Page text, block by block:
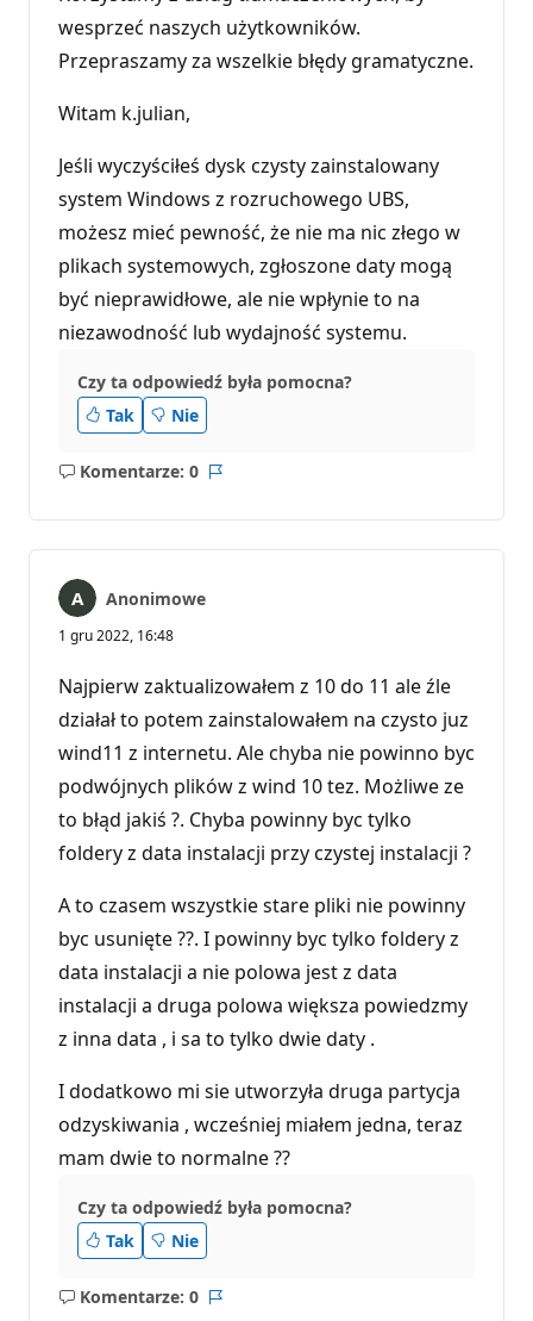
r
e
p
a
i
wesprzeć naszych użytkowników.
Przepraszamy za wszelkie błędy gramatyczne.
Witam k.julian,
Jeśli wyczyściłeś dysk czysty zainstalowany
system Windows z rozruchowego UBS,
możesz mieć pewność, że nie ma nic złego w
plikach systemowych, zgłoszone daty mogą
być nieprawidłowe, ale nie wpłynie to na
niezawodność lub wydajność systemu.
Czy ta odpowiedź była pomocna?
Tak
Nie
Komentarze: 0
Brak
Anonimowe
1 gru 2022, 16:48
Najpierw zaktualizowałem z 10 do 11 ale źle
działał to potem zainstalowałem na czysto juz
wind11 z internetu. Ale chyba nie powinno byc
podwójnych plików z wind 10 tez. Możliwe ze
to błąd jakiś ?. Chyba powinny byc tylko
foldery z data instalacji przy czystej instalacji ?
A to czasem wszystkie stare pliki nie powinny
byc usunięte ??. I powinny byc tylko foldery z
data instalacji a nie polowa jest z data
instalacji a druga polowa większa powiedzmy
z inna data , i sa to tylko dwie daty .
I dodatkowo mi sie utworzyła druga partycja
odzyskiwania , wcześniej miałem jedna, teraz
mam dwie to normalne ??
Czy ta odpowiedź była pomocna?
Tak
Nie
Komentarze: 0
Brak